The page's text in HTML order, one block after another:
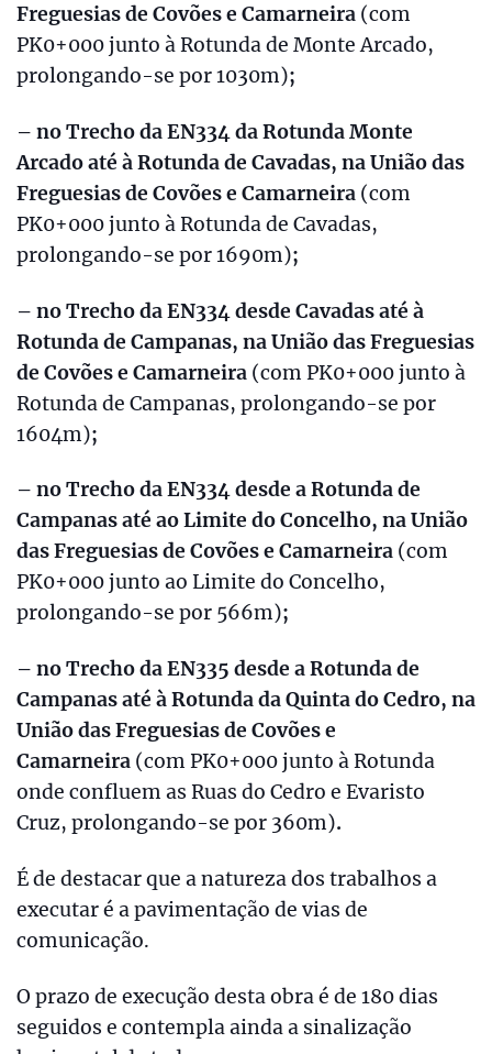
Freguesias de Covões e Camarneira (com
PK0+000 junto à Rotunda de Monte Arcado,
prolongando-se por 1030m);
– noTrecho da EN334 da Rotunda Monte
Arcado até à Rotunda de Cavadas, na União das
Freguesias de Covões e Camarneira (com
PK0+000 junto à Rotunda de Cavadas,
prolongando-se por 1690m);
– noTrecho da EN334 desde Cavadas até à
Rotunda de Campanas, na União das Freguesias
de Covões e Camarneira (com PK0+000 junto à
Rotunda de Campanas, prolongando-se por
1604m);
– noTrecho da EN334 desde a Rotunda de
Campanas até ao Limite do Concelho, na União
das Freguesias de Covões e Camarneira (com
PK0+000 junto ao Limite do Concelho,
prolongando-se por 566m);
– noTrecho da EN335 desde a Rotunda de
Campanas até à Rotunda da Quinta do Cedro, na
União das Freguesias de Covões e
Camarneira (com PK0+000 junto à Rotunda
onde confluem as Ruas do Cedro e Evaristo
Cruz, prolongando-se por 360m).
É de destacar que a natureza dos trabalhos a
executar é a pavimentação de vias de
comunicação.
O prazo de execução desta obra é de 180 dias
seguidos e contempla ainda a sinalização